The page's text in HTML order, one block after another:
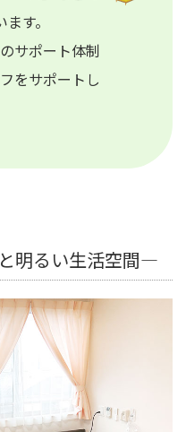
す。
サポート体制
をサポートし
明るい生活空間―